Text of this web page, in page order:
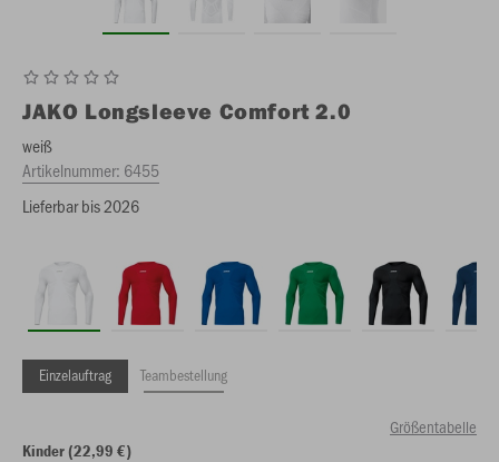
JAKO Longsleeve Comfort 2.0
weiß
Artikelnummer: 6455
Lieferbar bis 2026
Einzelauftrag Teambestellung
Größentabelle
Kinder (22,99 €)